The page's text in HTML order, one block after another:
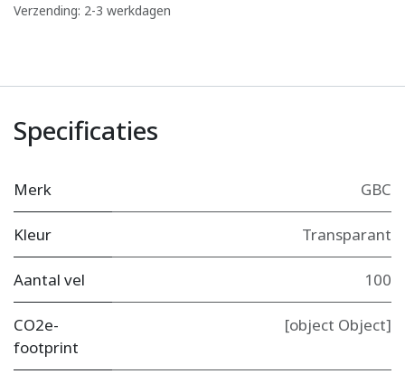
Verzending: 2-3 werkdagen
Specificaties
Merk GBC
Kleur Transparant
Aantal vel 100
CO2e-
footprint
[object Object]